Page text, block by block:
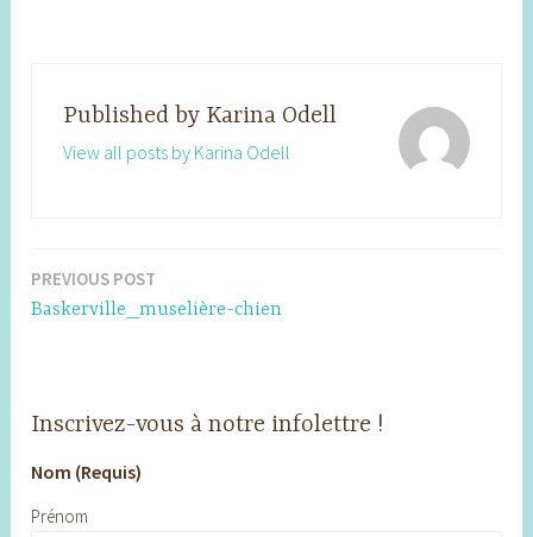
Published by Karina Odell
View all posts by Karina Odell
Post
navigation
PREVIOUS POST
Baskerville_muselière-chien
Inscrivez-vous à notre infolettre !
Nom (Requis)
Prénom